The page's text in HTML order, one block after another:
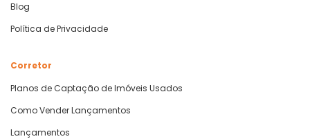
Blog
Política de Privacidade
Corretor
Planos de Captação de Imóveis Usados
Como Vender Lançamentos
Lançamentos